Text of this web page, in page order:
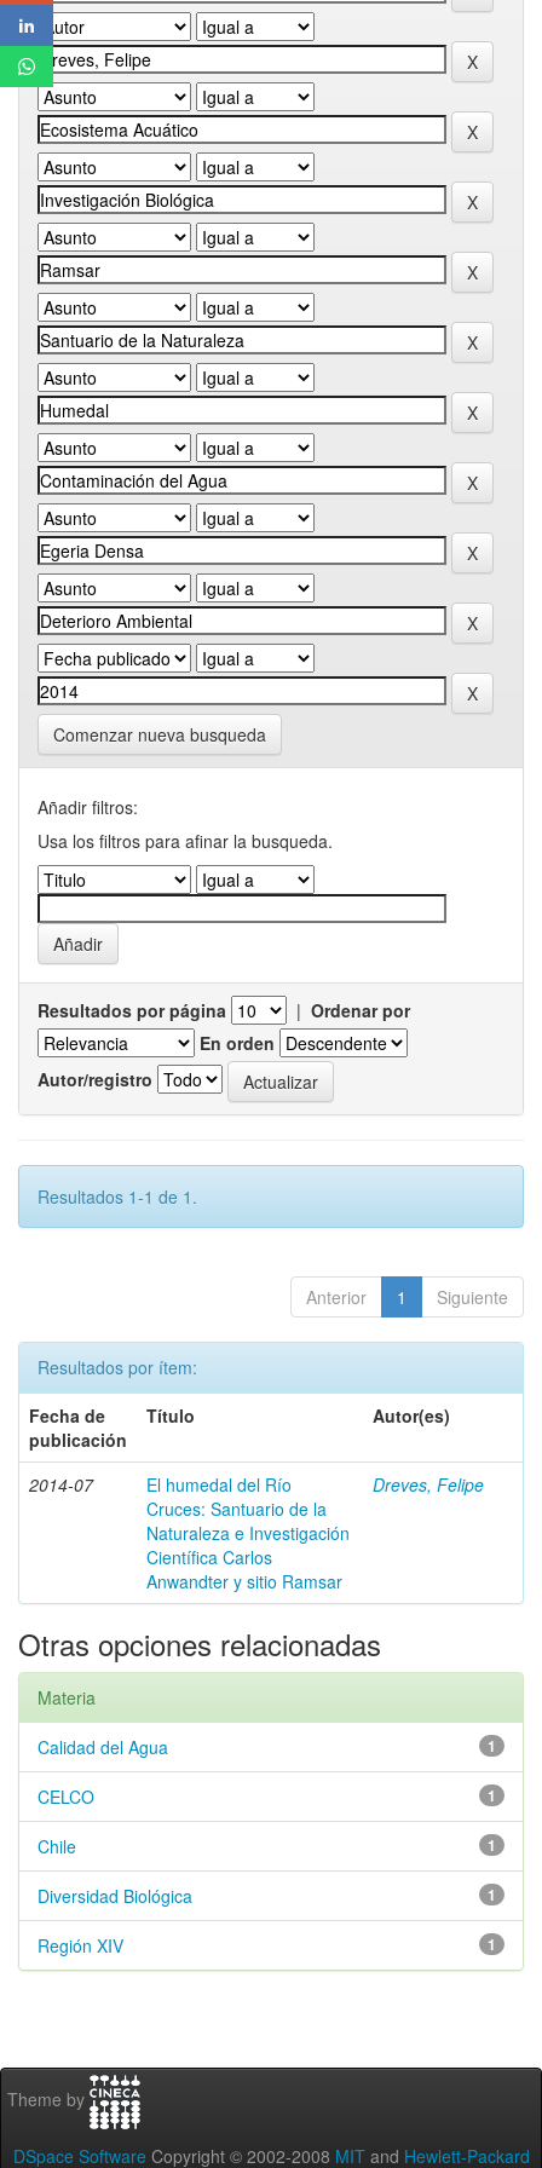
Comenzar nueva busqueda
Añadir filtros:
Usa los filtros para afinar la busqueda.
Resultados por página | Ordenar por
En orden
Autor/registro
Resultados 1-1 de 1.
Anterior 1 Siguiente
Resultados por ítem:
Fecha de
publicación
Título Autor(es)
2014-07
El humedal del Río
Cruces: Santuario de la
Naturaleza e Investigación
Científica Carlos
Anwandter y sitio Ramsar
Dreves, Felipe
Otras opciones relacionadas
Materia
1
Calidad del Agua
1
CELCO
1
Chile
1
Diversidad Biológica
1
Región XIV
Theme by
DSpace Software Copyright © 2002-2008 MIT and Hewlett-Packard